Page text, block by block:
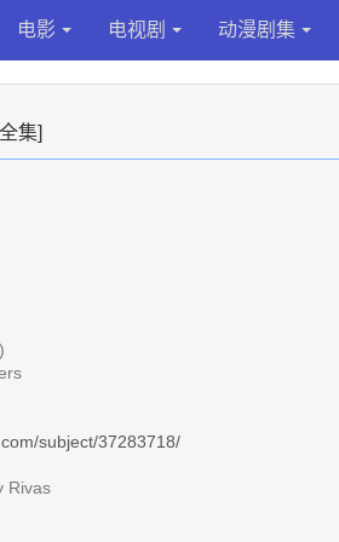
电影 电视剧 动漫剧集
集]
subject/37283718/